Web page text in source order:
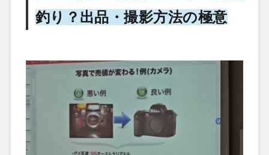
釣り？出品・撮影方法の極意